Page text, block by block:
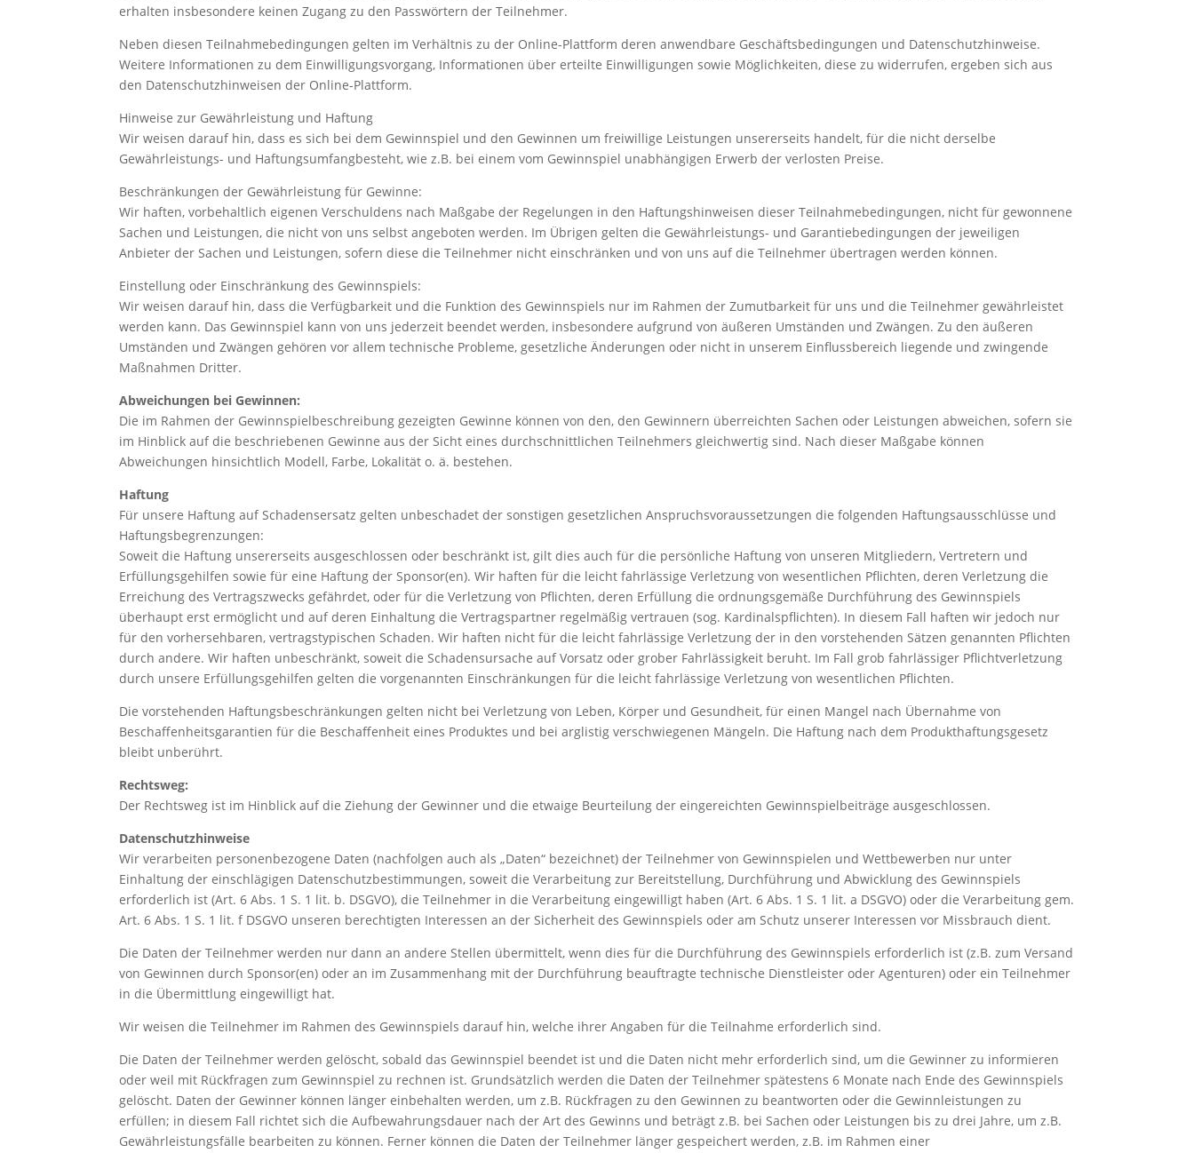
erhalten insbesondere keinen Zugang zu den Passwörtern der Teilnehmer.
Neben diesen Teilnahmebedingungen gelten im Verhältnis zu der Online-Plattform deren anwendbare Geschäftsbedingungen und Datenschutzhinweise.
Weitere Informationen zu dem Einwilligungsvorgang, Informationen über erteilte Einwilligungen sowie Möglichkeiten, diese zu widerrufen, ergeben sich aus
den Datenschutzhinweisen der Online-Plattform.
Hinweise zur Gewährleistung und Haftung
Wir weisen darauf hin, dass es sich bei dem Gewinnspiel und den Gewinnen um freiwillige Leistungen unsererseits handelt, für die nicht derselbe
Gewährleistungs- und Haftungsumfangbesteht, wie z.B. bei einem vom Gewinnspiel unabhängigen Erwerb der verlosten Preise.
Beschränkungen der Gewährleistung für Gewinne:
Wir haften, vorbehaltlich eigenen Verschuldens nach Maßgabe der Regelungen in den Haftungshinweisen dieser Teilnahmebedingungen, nicht für gewonnene
Sachen und Leistungen, die nicht von uns selbst angeboten werden. Im Übrigen gelten die Gewährleistungs- und Garantiebedingungen der jeweiligen
Anbieter der Sachen und Leistungen, sofern diese die Teilnehmer nicht einschränken und von uns auf die Teilnehmer übertragen werden können.
Einstellung oder Einschränkung des Gewinnspiels:
Wir weisen darauf hin, dass die Verfügbarkeit und die Funktion des Gewinnspiels nur im Rahmen der Zumutbarkeit für uns und die Teilnehmer gewährleistet
werden kann. Das Gewinnspiel kann von uns jederzeit beendet werden, insbesondere aufgrund von äußeren Umständen und Zwängen. Zu den äußeren
Umständen und Zwängen gehören vor allem technische Probleme, gesetzliche Änderungen oder nicht in unserem Einflussbereich liegende und zwingende
Maßnahmen Dritter.
Abweichungen bei Gewinnen:
Die im Rahmen der Gewinnspielbeschreibung gezeigten Gewinne können von den, den Gewinnern überreichten Sachen oder Leistungen abweichen, sofern sie
im Hinblick auf die beschriebenen Gewinne aus der Sicht eines durchschnittlichen Teilnehmers gleichwertig sind. Nach dieser Maßgabe können
Abweichungen hinsichtlich Modell, Farbe, Lokalität o. ä. bestehen.
Haftung
Für unsere Haftung auf Schadensersatz gelten unbeschadet der sonstigen gesetzlichen Anspruchsvoraussetzungen die folgenden Haftungsausschlüsse und
Haftungsbegrenzungen:
Soweit die Haftung unsererseits ausgeschlossen oder beschränkt ist, gilt dies auch für die persönliche Haftung von unseren Mitgliedern, Vertretern und
Erfüllungsgehilfen sowie für eine Haftung der Sponsor(en). Wir haften für die leicht fahrlässige Verletzung von wesentlichen Pflichten, deren Verletzung die
Erreichung des Vertragszwecks gefährdet, oder für die Verletzung von Pflichten, deren Erfüllung die ordnungsgemäße Durchführung des Gewinnspiels
überhaupt erst ermöglicht und auf deren Einhaltung die Vertragspartner regelmäßig vertrauen (sog. Kardinalspflichten). In diesem Fall haften wir jedoch nur
für den vorhersehbaren, vertragstypischen Schaden. Wir haften nicht für die leicht fahrlässige Verletzung der in den vorstehenden Sätzen genannten Pflichten
durch andere. Wir haften unbeschränkt, soweit die Schadensursache auf Vorsatz oder grober Fahrlässigkeit beruht. Im Fall grob fahrlässiger Pflichtverletzung
durch unsere Erfüllungsgehilfen gelten die vorgenannten Einschränkungen für die leicht fahrlässige Verletzung von wesentlichen Pflichten.
Die vorstehenden Haftungsbeschränkungen gelten nicht bei Verletzung von Leben, Körper und Gesundheit, für einen Mangel nach Übernahme von
Beschaffenheitsgarantien für die Beschaffenheit eines Produktes und bei arglistig verschwiegenen Mängeln. Die Haftung nach dem Produkthaftungsgesetz
bleibt unberührt.
Rechtsweg:
Der Rechtsweg ist im Hinblick auf die Ziehung der Gewinner und die etwaige Beurteilung der eingereichten Gewinnspielbeiträge ausgeschlossen.
Datenschutzhinweise
Wir verarbeiten personenbezogene Daten (nachfolgen auch als „Daten“ bezeichnet) der Teilnehmer von Gewinnspielen und Wettbewerben nur unter
Einhaltung der einschlägigen Datenschutzbestimmungen, soweit die Verarbeitung zur Bereitstellung, Durchführung und Abwicklung des Gewinnspiels
erforderlich ist (Art. 6 Abs. 1 S. 1 lit. b. DSGVO), die Teilnehmer in die Verarbeitung eingewilligt haben (Art. 6 Abs. 1 S. 1 lit. a DSGVO) oder die Verarbeitung gem.
Art. 6 Abs. 1 S. 1 lit. f DSGVO unseren berechtigten Interessen an der Sicherheit des Gewinnspiels oder am Schutz unserer Interessen vor Missbrauch dient.
Die Daten der Teilnehmer werden nur dann an andere Stellen übermittelt, wenn dies für die Durchführung des Gewinnspiels erforderlich ist (z.B. zum Versand
von Gewinnen durch Sponsor(en) oder an im Zusammenhang mit der Durchführung beauftragte technische Dienstleister oder Agenturen) oder ein Teilnehmer
in die Übermittlung eingewilligt hat.
Wir weisen die Teilnehmer im Rahmen des Gewinnspiels darauf hin, welche ihrer Angaben für die Teilnahme erforderlich sind.
Die Daten der Teilnehmer werden gelöscht, sobald das Gewinnspiel beendet ist und die Daten nicht mehr erforderlich sind, um die Gewinner zu informieren
oder weil mit Rückfragen zum Gewinnspiel zu rechnen ist. Grundsätzlich werden die Daten der Teilnehmer spätestens 6 Monate nach Ende des Gewinnspiels
gelöscht. Daten der Gewinner können länger einbehalten werden, um z.B. Rückfragen zu den Gewinnen zu beantworten oder die Gewinnleistungen zu
erfüllen; in diesem Fall richtet sich die Aufbewahrungsdauer nach der Art des Gewinns und beträgt z.B. bei Sachen oder Leistungen bis zu drei Jahre, um z.B.
Gewährleistungsfälle bearbeiten zu können. Ferner können die Daten der Teilnehmer länger gespeichert werden, z.B. im Rahmen einer